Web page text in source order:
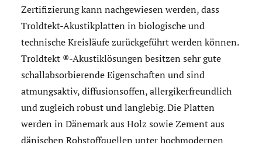
Zertifizierung kann nachgewiesen werden, dass
Troldtekt-Akustikplatten in biologische und
technische Kreisläufe zurückgeführt werden können.
Troldtekt ®-Akustiklösungen besitzen sehr gute
schallabsorbierende Eigenschaften und sind
atmungsaktiv, diffusionsoffen, allergikerfreundlich
und zugleich robust und langlebig. Die Platten
werden in Dänemark aus Holz sowie Zement aus
dänischen Rohstoffquellen unter hochmodernen